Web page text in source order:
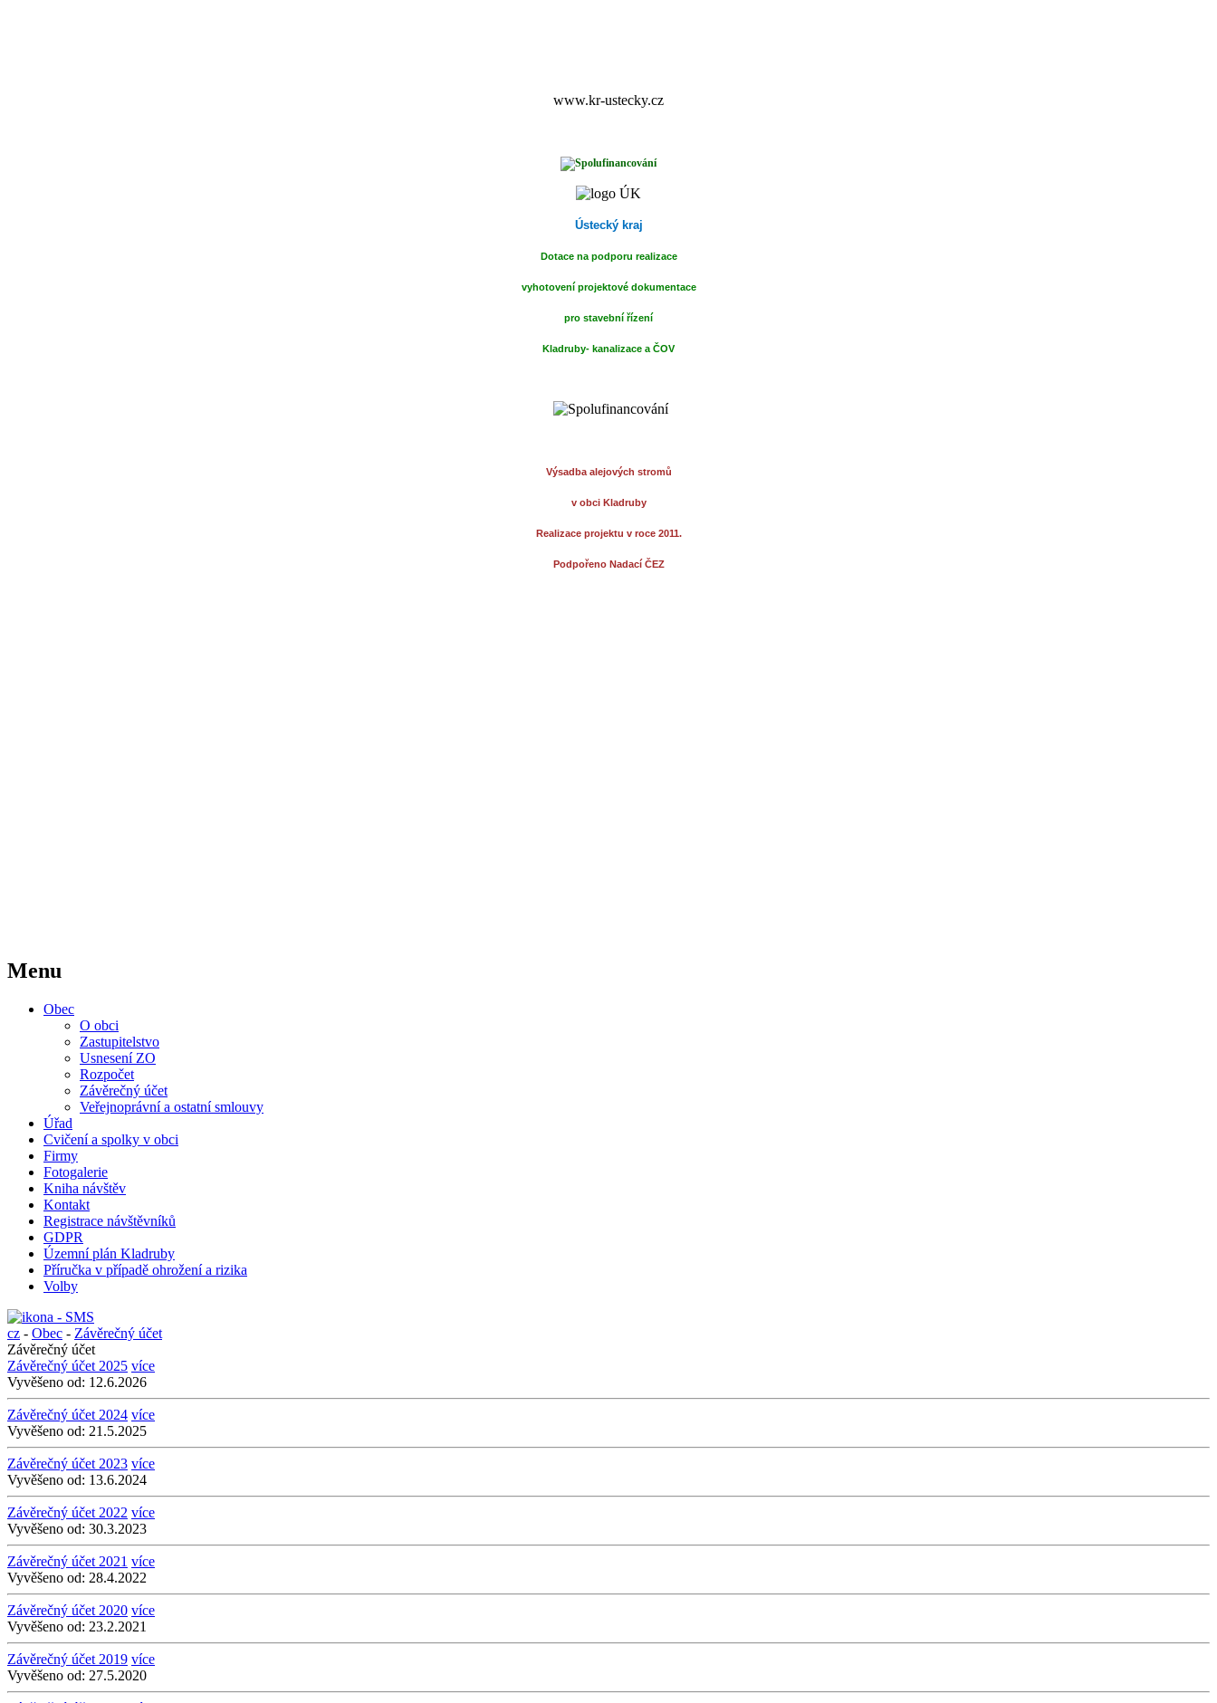
www.kr-ustecky.cz
Ústecký kraj
Dotace na podporu realizace
vyhotovení projektové dokumentace
pro stavební řízení
Kladruby- kanalizace a ČOV
Výsadba alejových stromů
v obci Kladruby
Realizace projektu v roce 2011.
Podpořeno Nadací ČEZ
Menu
Obec
O obci
Zastupitelstvo
Usnesení ZO
Rozpočet
Závěrečný účet
Veřejnoprávní a ostatní smlouvy
Úřad
Cvičení a spolky v obci
Firmy
Fotogalerie
Kniha návštěv
Kontakt
Registrace návštěvníků
GDPR
Územní plán Kladruby
Příručka v případě ohrožení a rizika
Volby
cz - Obec - Závěrečný účet
Závěrečný účet
Závěrečný účet 2025 více
Vyvěšeno od: 12.6.2026
Závěrečný účet 2024 více
Vyvěšeno od: 21.5.2025
Závěrečný účet 2023 více
Vyvěšeno od: 13.6.2024
Závěrečný účet 2022 více
Vyvěšeno od: 30.3.2023
Závěrečný účet 2021 více
Vyvěšeno od: 28.4.2022
Závěrečný účet 2020 více
Vyvěšeno od: 23.2.2021
Závěrečný účet 2019 více
Vyvěšeno od: 27.5.2020